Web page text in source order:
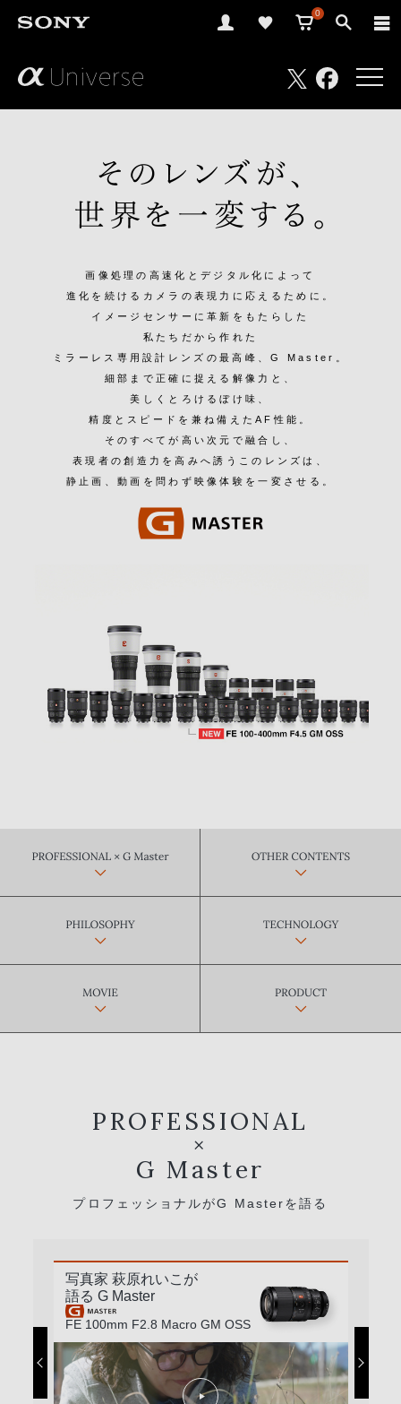
0
さ
あ、
TwitterFacebook
画像処理の高速化とデジタル化によって
進化を続けるカメラの表現力に応えるために。
イメージセンサーに革新をもたらした
私たちだから作れた
ミラーレス専用設計レンズの最高峰、G Master。
細部まで正確に捉える解像力と、
美しくとろけるぼけ味、
精度とスピードを兼ね備えたAF性能。
そのすべてが高い次元で融合し、
表現者の創造力を高みへ誘うこのレンズは、
静止画、動画を問わず映像体験を一変させる。
PROFESSIONAL
×
G Master
プロフェッショナルがG Masterを語る
写真家 萩原れいこが
語る G Master
FE 100mm F2.8 Macro GM OSS